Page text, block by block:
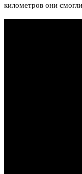
километров они